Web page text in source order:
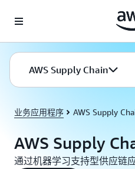
AWS Supply Chain
业务应用程序 AWS Supply
AWS Supply
通过机器学习支持型供应链